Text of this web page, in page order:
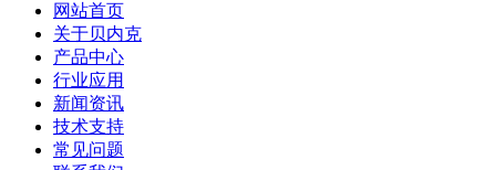
网站首页
关于贝内克
产品中心
行业应用
新闻资讯
技术支持
常见问题